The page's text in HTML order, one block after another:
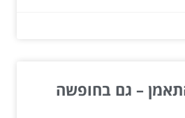
– גם בחופשה